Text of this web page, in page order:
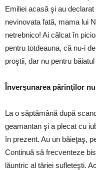
Emiliei acasă şi au
nevinovata fată, mama lui
netrebnico! Ai călcat în
pentru totdeauna, că nu-i
proştii, dar nu pentru
Înverşunarea părinţilor
La o săptămână după
geamantan şi a plecat cu
în prezent. Au un băieţaş,
Continuă să frecventeze
lăuntric al tăriei sufleteşti.